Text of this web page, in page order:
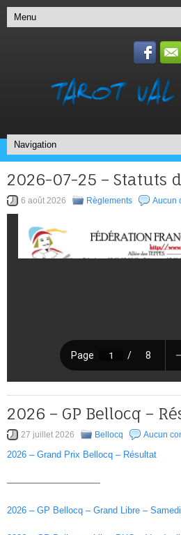
2026-07-25 – Statuts
6 août 2026 Règlements Aucun
2026 – GP Bellocq –
27 juillet 2026 Bellocq Aucun
2026 – Grand Prix Bellocq – Résultat
——————————-
2026 – GP Bellocq – Grand Libre –